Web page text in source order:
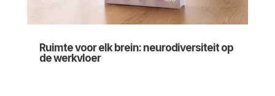
Ruimte voor elk brein: neurodiversiteit op
de werkvloer